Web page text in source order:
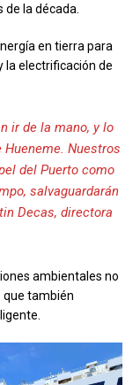
la década.
en tierra para
la electrificación de
ir de la mano, y lo
Nuestros
del Puerto como
salvaguardarán
Decas, directora
ambientales no
que también